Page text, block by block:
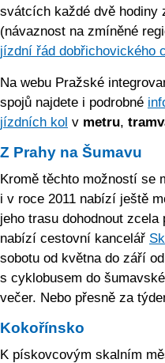
svátcích každé dvě hodiny
(návaznost na zmíněné
jízdní řád dobřichovického
Na webu Pražské
spojů najdete i podrobné
jízdních kol v metru,
Z Prahy na Šumavu
Kromě těchto možností se
i v roce 2011 nabízí ještě
jeho trasu dohodnout
nabízí cestovní kancelář
sobotu od května do září
s cyklobusem do
večer. Nebo přesně za
Kokořínsko
K pískovcovým skalním